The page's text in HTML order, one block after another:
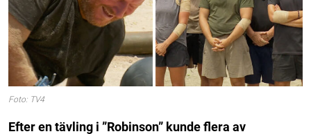
Foto: TV4
Efter en tävling i ”Robinson” kunde flera av